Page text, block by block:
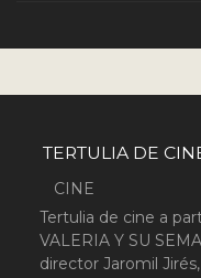
TERTULIA DE
CINE
Tertulia de cine a
VALERIA Y SU
director Jaromil